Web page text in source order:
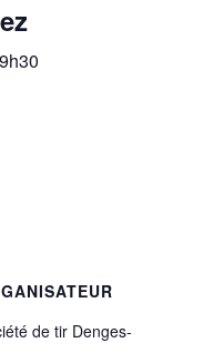
de tir Denges-